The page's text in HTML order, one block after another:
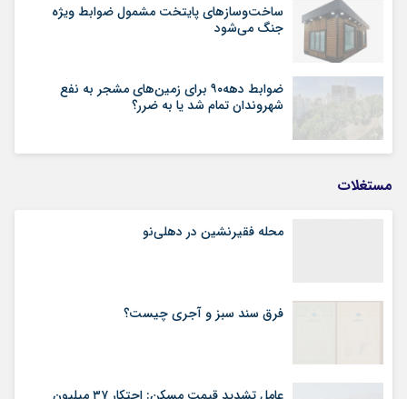
ساخت‌وسازهای پایتخت مشمول ضوابط ویژه
جنگ می‌شود
ضوابط دهه۹۰ برای زمین‌های مشجر به نفع
شهروندان تمام شد یا به ضرر؟
مستغلات
محله فقیرنشین در دهلی‏‌نو
فرق سند سبز و آجری چیست؟